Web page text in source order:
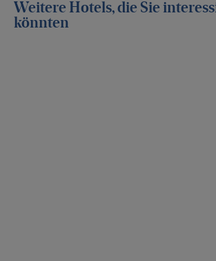
Weitere Hotels, die Sie
könnten